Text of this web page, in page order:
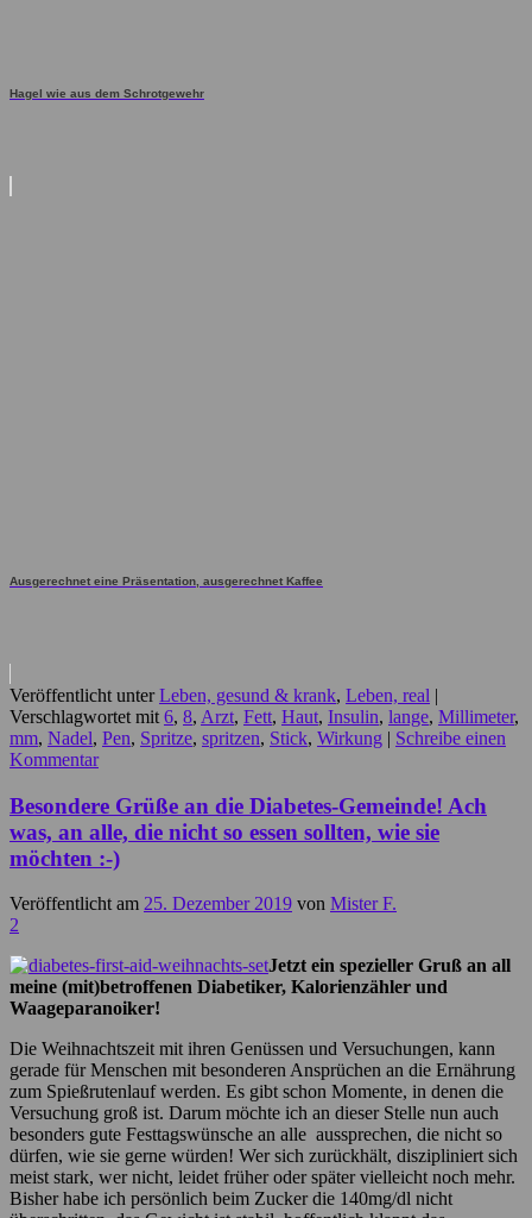
Hagel wie aus dem Schrotgewehr
Ausgerechnet eine Präsentation, ausgerechnet Kaffee
Veröffentlicht unter Leben, gesund & krank, Leben, real |
Verschlagwortet mit 6, 8, Arzt, Fett, Haut, Insulin, lange, Millimeter,
mm, Nadel, Pen, Spritze, spritzen, Stick, Wirkung | Schreibe einen
Kommentar
Besondere Grüße an die Diabetes-Gemeinde! Ach
was, an alle, die nicht so essen sollten, wie sie
möchten :-)
Veröffentlicht am 25. Dezember 2019 von Mister F.
2
Jetzt ein spezieller Gruß an all
meine (mit)betroffenen Diabetiker, Kalorienzähler und
Waageparanoiker!
Die Weihnachtszeit mit ihren Genüssen und Versuchungen, kann
gerade für Menschen mit besonderen Ansprüchen an die Ernährung
zum Spießrutenlauf werden. Es gibt schon Momente, in denen die
Versuchung groß ist. Darum möchte ich an dieser Stelle nun auch
besonders gute Festtagswünsche an alle aussprechen, die nicht so
dürfen, wie sie gerne würden! Wer sich zurückhält, diszipliniert sich
meist stark, wer nicht, leidet früher oder später vielleicht noch mehr.
Bisher habe ich persönlich beim Zucker die 140mg/dl nicht